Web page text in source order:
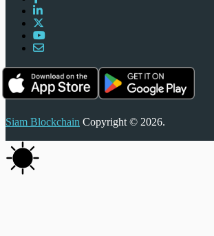
Siam Blockchain Copyright © 2026.